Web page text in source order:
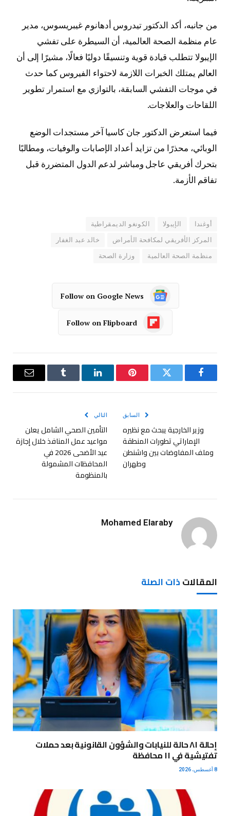
من جانبه، أكد الدكتور تيدروس أدهانوم غيبريسوس، مدير
عام منظمة الصحة العالمية، أن السيطرة على تفشي
الإيبولا تتطلب قيادة قوية وتنسيقًا دوليًا فعالًا، مشيرًا إلى أن
العالم يمتلك الخبرات اللازمة لاحتواء الفيروس كما حدث
في موجات التفشي السابقة، بالتوازي مع استمرار تطوير
اللقاحات والعلاجات.
فيما استعرض الدكتور جان كاسيا آخر مستجدات الوضع
الوبائي، محذرًا من تزايد أعداد الإصابات والوفيات، ومطالبًا
بتحرك أفريقي عاجل ومباشر لدعم الدول المتضررة قبل
تفاقم الأزمة.
أوغندا الإيبولا الكونغو الديمقراطية
المركز الأفريقي لمكافحة الأمراض خالد عبد الغفار
منظمة الصحة العالمية وزارة الصحة
Follow on Google News
Follow on Flipboard
فيسبوك تويتر بينتيريستلينكدإن Tumblr
البريد
السابق
وزير الخارجية يبحث مع نظيره
الإماراتي تطورات المنطقة
وملف المفاوضات بين واشنطن
وطهران
التالي
التأمين الصحي الشامل يعلن
مواعيد عمل المنافذ خلال إجازة
عيد الأضحى 2026 في
المحافظات المشمولة
بالمنظومة
Mohamed Elaraby
المقالاتذات الصلة
إحالة ٨١ حالة للنيابات والشؤون القانونية بعد حملات
تفتيشية في ١١ محافظة
8 أغسطس، 2026